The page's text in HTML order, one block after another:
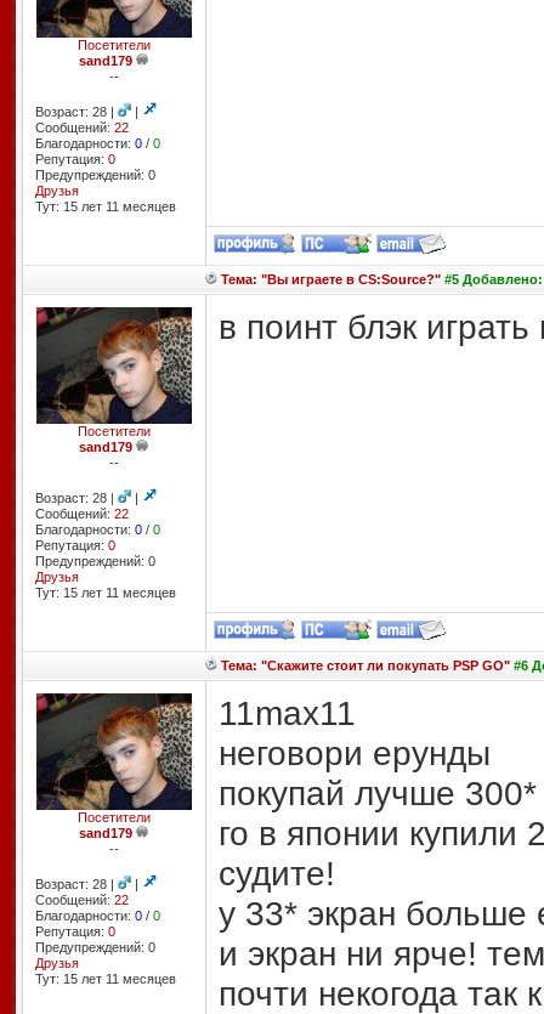
Посетители
sand179
--
Возраст: 28 |
|
Сообщений: 22
Благодарности: 0/ 0
Репутация: 0
Предупреждений: 0
Друзья
Тут: 15 лет 11 месяцев
Тема: "Вы играете в CS:Source?"#5 Добавлено:
Посетители
sand179
--
Возраст: 28 |
|
Сообщений: 22
Благодарности: 0/ 0
Репутация: 0
Предупреждений: 0
Друзья
Тут: 15 лет 11 месяцев
в поинт блэк
Тема: "Скажите стоит ли покупать PSP GO"#6
Посетители
sand179
--
Возраст: 28 |
|
Сообщений: 22
Благодарности: 0/ 0
Репутация: 0
Предупреждений: 0
Друзья
Тут: 15 лет 11 месяцев
11max11
неговори ерунды
покупай лучше
го в японии
судите!
у 33* экран больше
и экран ни ярче!
почти некогода так